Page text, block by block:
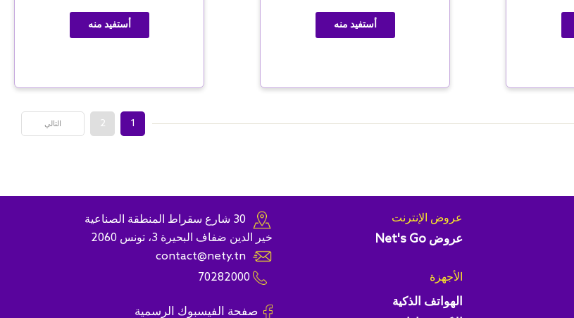
أستفيد منه أستفيد منه
1
2 التالي
عروض الإنترنت
عروض Net's Go
الأجهزة
الهواتف الذكية
خير الدين ضفاف البحيرة 3، تونس 2060
صفحة الفيسبوك الرسمية